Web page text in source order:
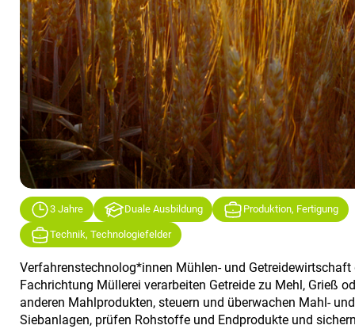
3 Jahre Duale Ausbildung Produktion, Fertigung
Technik, Technologiefelder
Verfahrenstechnolog*innen Mühlen- und Getreidewirtschaft
Fachrichtung Müllerei verarbeiten Getreide zu Mehl, Grieß
anderen Mahlprodukten, steuern und überwachen Mahl- und
Siebanlagen, prüfen Rohstoffe und Endprodukte und